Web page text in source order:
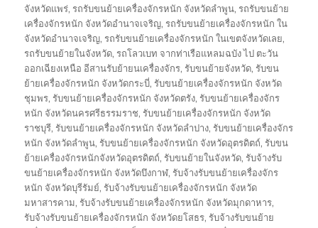
จังหวัดแพร่,รถรับขนย้ายเครื่องจักรหนัก จังหวัดลำพูน,รถรับขนย้าย
เครื่องจักรหนัก จังหวัดอำนาจเจริญ,รถรับขนย้ายเครื่องจักรหนัก ใน
จังหวัดอำนาจเจริญ,รถรับขนย้ายเครื่องจักรหนัก ในเขตจังหวัดเลย,
รถรับขนย้ายในจังหวัด,รถโลวเบท จากท่าเรือแหลมฉบัง ไป ตะวัน
ออกเฉียงเหนือ อีสานรับย้ายนเครื่องจักร,รับขนย้ายจังหวัด,รับขน
ย้ายเครื่องจักรหนัก จังหวัดกระบี่,รับขนย้ายเครื่องจักรหนัก จังหวัด
ชุมพร,รับขนย้ายเครื่องจักรหนัก จังหวัดตรัง,รับขนย้ายเครื่องจักร
หนัก จังหวัดนครศรีธรรมราช,รับขนย้ายเครื่องจักรหนัก จังหวัด
ราชบุรี,รับขนย้ายเครื่องจักรหนัก จังหวัดลำปาง,รับขนย้ายเครื่องจักร
หนัก จังหวัดลำพูน,รับขนย้ายเครื่องจักรหนัก จังหวัดอุตรดิตถ์,รับขน
ย้ายเครื่องจักรหนักจังหวัดอุตรดิตถ์,รับขนย้ายในจังหวัด,รับจ้างรับ
ขนย้ายเครื่องจักรหนัก จังหวัดบึงกาฬ,รับจ้างรับขนย้ายเครื่องจักร
หนัก จังหวัดบุรีรัมย์,รับจ้างรับขนย้ายเครื่องจักรหนัก จังหวัด
มหาสารคาม,รับจ้างรับขนย้ายเครื่องจักรหนัก จังหวัดมุกดาหาร,
รับจ้างรับขนย้ายเครื่องจักรหนัก จังหวัดยโสธร,รับจ้างรับขนย้าย